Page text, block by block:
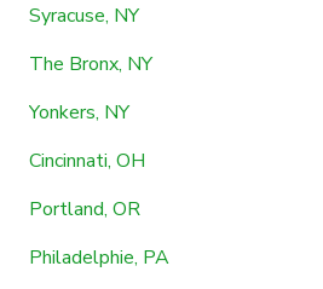
Syracuse, NY
The Bronx, NY
Yonkers, NY
Cincinnati, OH
Portland, OR
Philadelphie, PA